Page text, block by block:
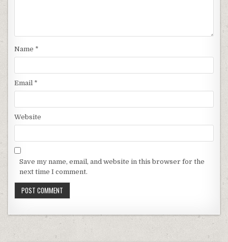
Name *
Email *
Website
Save my name, email, and website in this browser for the
next time I comment.